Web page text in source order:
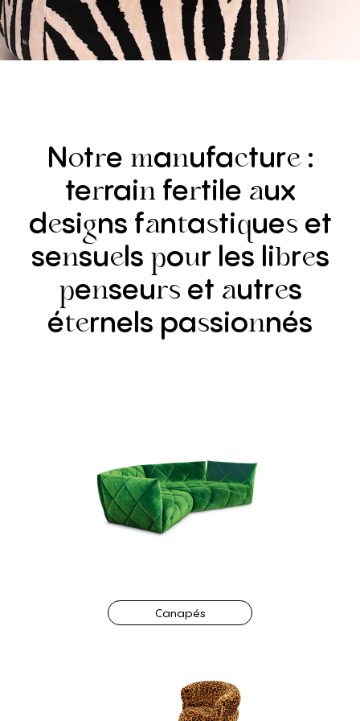
Notre manufacture :
terrain fertile aux
designs fantastiques et
sensuels pour les libres
penseurs et autres
éternels passionnés
Canapés